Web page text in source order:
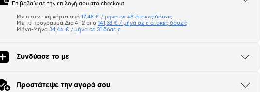
Επιβεβαίωσε την επιλογή σου στο checkout
Άνοιξε
Πιστωτική κάρτα
Με πιστωτική κάρτα από 17,48 € / μήνα σε 48 άτοκες δόσεις
Με το πρόγραμμα Δια 4+2 από 141,33 € / μήνα σε 6 άτοκες δόσεις
Μήνα-Μήνα 34,46 € / μήνα σε 31 δόσεις
Συνδύασε το με
Άνοιξε
Προστάτεψε την αγορά σου
Άνοιξε